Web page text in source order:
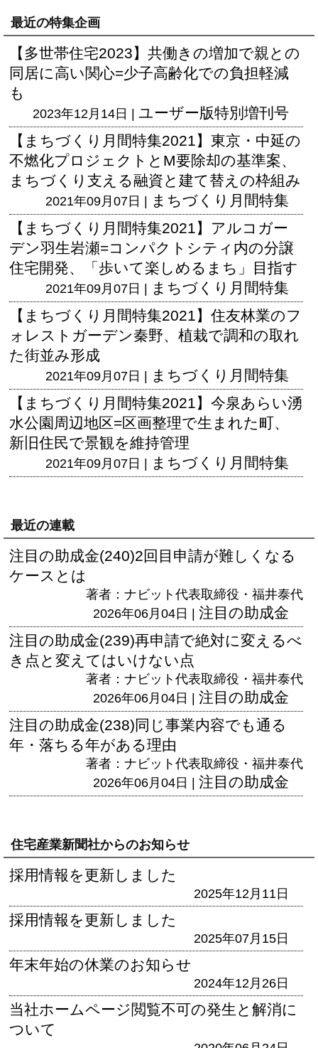
最近の特集企画
【多世帯住宅2023】共働きの増加で親との
同居に高い関心=少子高齢化での負担軽減
も
2023年12月14日 | ユーザー版特別増刊号
【まちづくり月間特集2021】東京・中延の
不燃化プロジェクトとM要除却の基準案、
まちづくり支える融資と建て替えの枠組み
2021年09月07日 | まちづくり月間特集
【まちづくり月間特集2021】アルコガー
デン羽生岩瀬=コンパクトシティ内の分譲
住宅開発、「歩いて楽しめるまち」目指す
2021年09月07日 | まちづくり月間特集
【まちづくり月間特集2021】住友林業のフ
ォレストガーデン秦野、植栽で調和の取れ
た街並み形成
2021年09月07日 | まちづくり月間特集
【まちづくり月間特集2021】今泉あらい湧
水公園周辺地区=区画整理で生まれた町、
新旧住民で景観を維持管理
2021年09月07日 | まちづくり月間特集
最近の連載
注目の助成金(240)2回目申請が難しくなる
ケースとは
著者：ナビット代表取締役・福井泰代
2026年06月04日 | 注目の助成金
注目の助成金(239)再申請で絶対に変えるべ
き点と変えてはいけない点
著者：ナビット代表取締役・福井泰代
2026年06月04日 | 注目の助成金
注目の助成金(238)同じ事業内容でも通る
年・落ちる年がある理由
著者：ナビット代表取締役・福井泰代
2026年06月04日 | 注目の助成金
住宅産業新聞社からのお知らせ
採用情報を更新しました
2025年12月11日
採用情報を更新しました
2025年07月15日
年末年始の休業のお知らせ
2024年12月26日
当社ホームページ閲覧不可の発生と解消に
ついて